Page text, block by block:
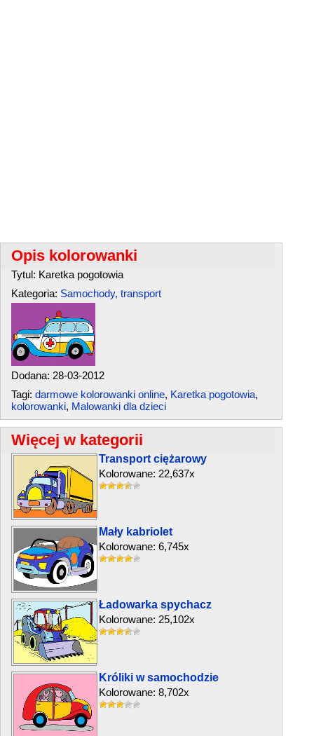
Opis kolorowanki
Tytul: Karetka pogotowia
Kategoria: Samochody, transport
Dodana: 28-03-2012
Tagi: darmowe kolorowanki online, Karetka pogotowia,
kolorowanki, Malowanki dla dzieci
Więcej w kategorii
Transport ciężarowy
Kolorowane: 22,637x
Mały kabriolet
Kolorowane: 6,745x
Ładowarka spychacz
Kolorowane: 25,102x
Króliki w samochodzie
Kolorowane: 8,702x